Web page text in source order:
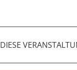
DIESE